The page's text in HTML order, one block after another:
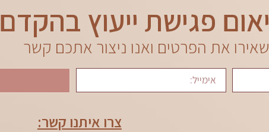
פגישת ייעוץ בהקדם
את הפרטים ואנו ניצור אתכם קשר
צרו איתנו קשר: